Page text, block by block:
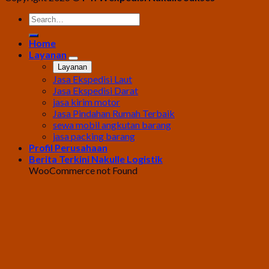
Home
Layanan
Layanan
Jasa Ekspedisi Laut
Jasa Ekspedisi Darat
jasa kirim motor
Jasa Pindahan Rumah Terbaik
sewa mobil angkutan barang
jasa packing barang
Profil Perusahaan
Berita Terkini Nakulle Logistik
WooCommerce not Found